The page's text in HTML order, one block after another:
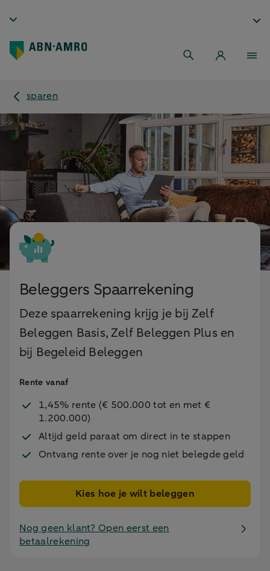
sparen
Beleggers Spaarrekening
Deze spaarrekening krijg je bij Zelf
Beleggen Basis, Zelf Beleggen Plus en
bij Begeleid Beleggen
Rente vanaf
1,45% rente (€ 500.000 tot en met €
1.200.000)
Altijd geld paraat om direct in te stappen
Ontvang rente over je nog niet belegde geld
Kies hoe je wilt beleggen
Nog geen klant? Open eerst een
betaalrekening